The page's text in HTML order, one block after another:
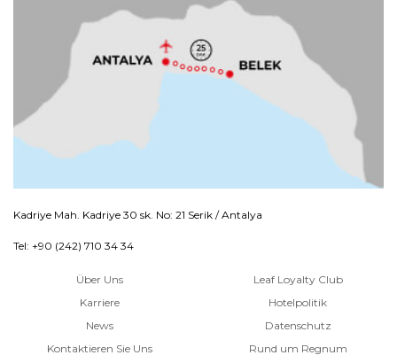
Kadriye Mah. Kadriye 30 sk. No: 21 Serik / Antalya
Tel: +90 (242) 710 34 34
Über Uns
Karriere
News
Kontaktieren Sie Uns
Leaf Loyalty Club
Hotelpolitik
Datenschutz
Rund um Regnum